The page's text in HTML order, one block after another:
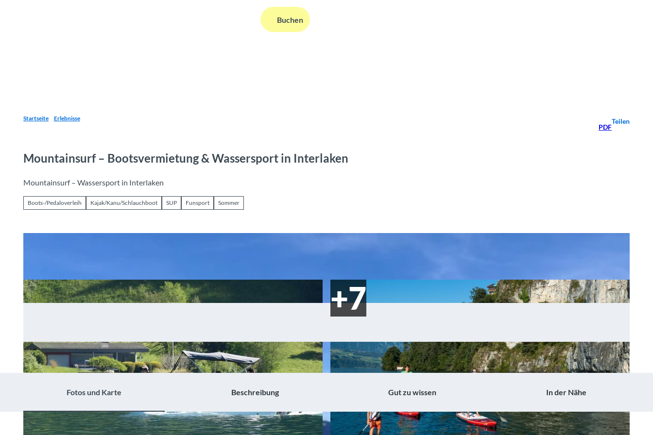
Informationen
Suche Buchen
Startseite Erlebnisse
PDF
Teilen
Mountainsurf – Bootsvermietung & Wassersport in Interlaken
Mountainsurf – Wassersport in Interlaken
Boots-/Pedaloverleih Kajak/Kanu/Schlauchboot SUP Funsport Sommer
Fotos und Karte Beschreibung Gut zu wissen In der Nähe